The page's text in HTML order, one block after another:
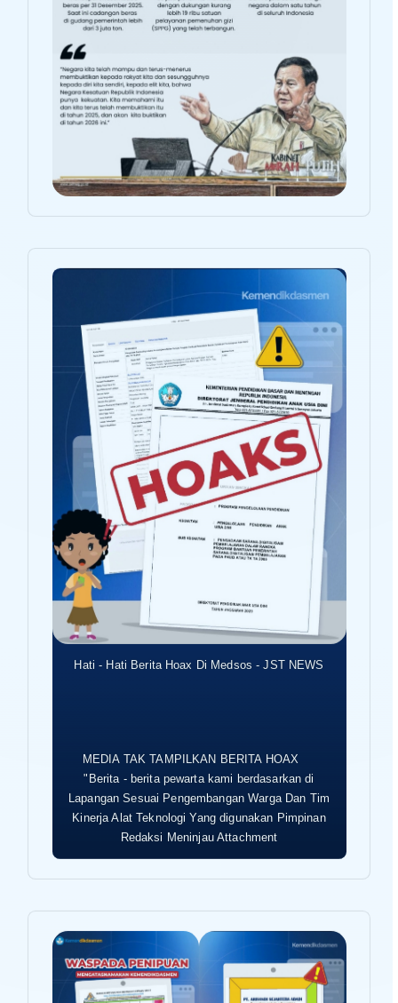
Hati - Hati Berita Hoax Di Medsos - JST NEWS
MEDIA TAK TAMPILKAN BERITA HOAX
"Berita - berita pewarta kami berdasarkan di
Lapangan Sesuai Pengembangan Warga Dan Tim
Kinerja Alat Teknologi Yang digunakan Pimpinan
Redaksi Meninjau Attachment